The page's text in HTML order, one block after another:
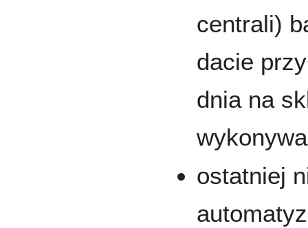
centrali)
dacie
dnia na
ostatniej